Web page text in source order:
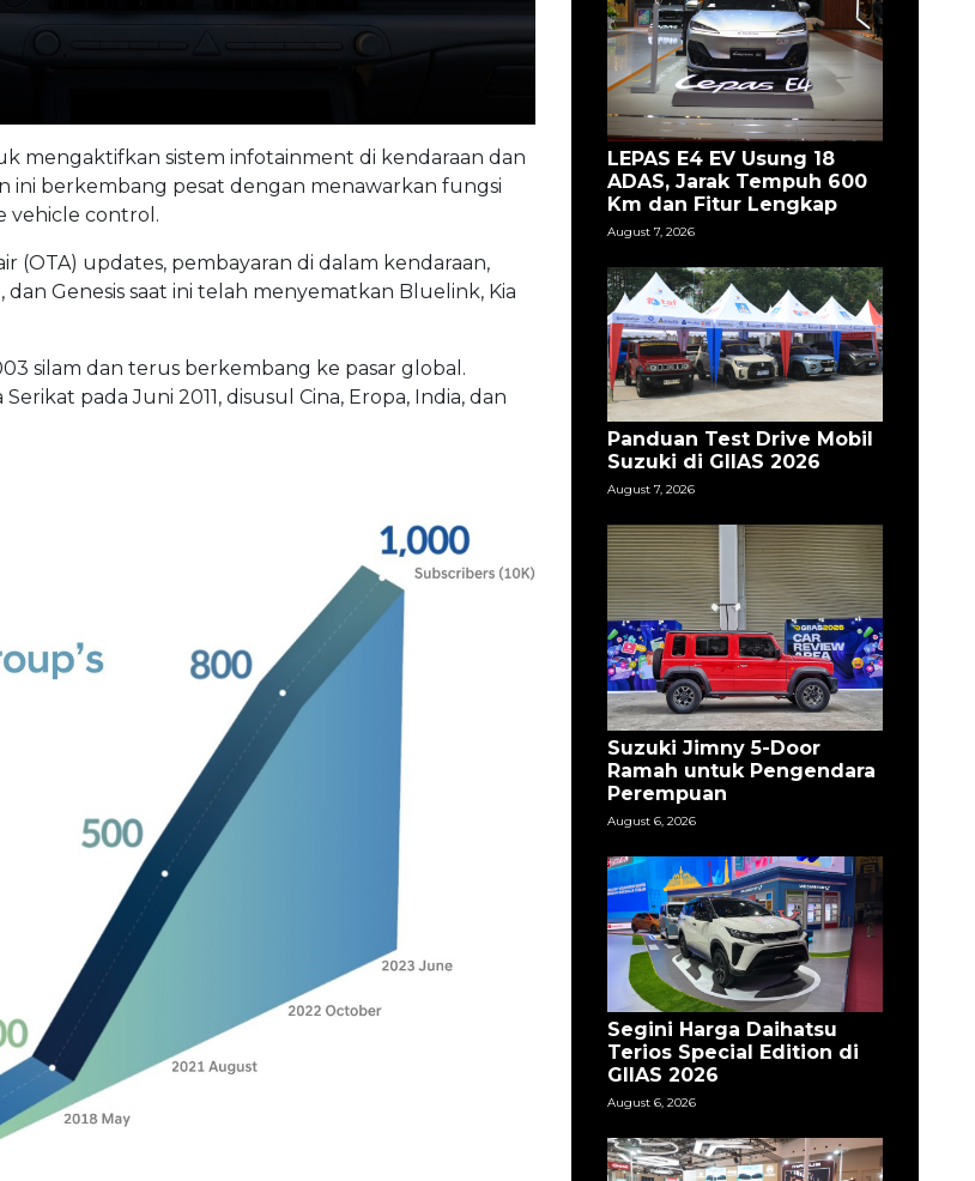
mengaktifkan sistem infotainment di kendaraan dan
ini berkembang pesat dengan menawarkan fungsi
vehicle control.
updates, pembayaran di dalam kendaraan,
Genesis saat ini telah menyematkan Bluelink, Kia
silam dan terus berkembang ke pasar global.
pada Juni 2011, disusul Cina, Eropa, India, dan
LEPAS E4 EV Usung 18
ADAS, Jarak Tempuh 600
Km dan Fitur Lengkap
August 7, 2026
Panduan Test Drive Mobil
Suzuki di GIIAS 2026
August 7, 2026
Suzuki Jimny 5-Door
Ramah untuk Pengendara
Perempuan
August 6, 2026
Segini Harga Daihatsu
Terios Special Edition di
GIIAS 2026
August 6, 2026